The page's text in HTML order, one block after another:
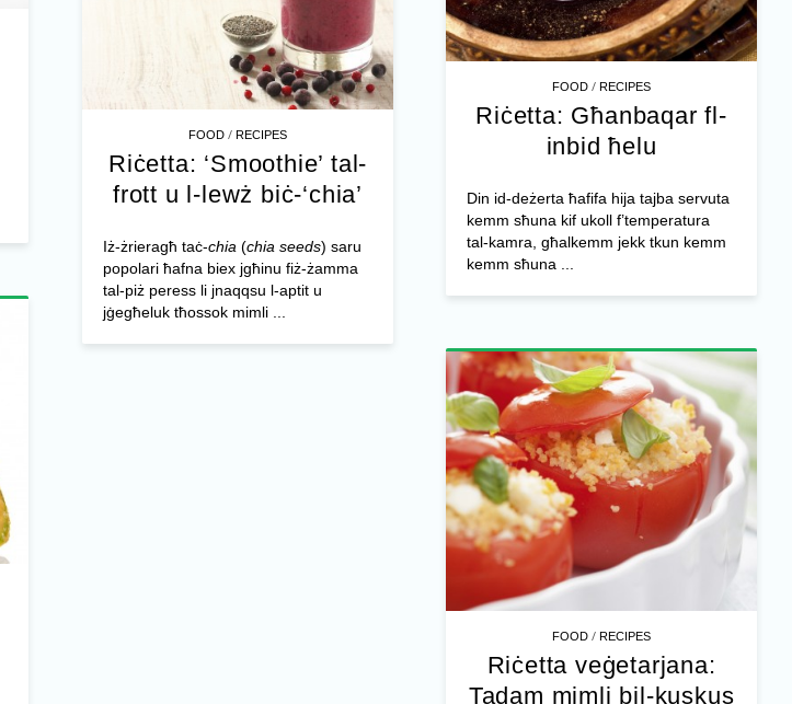
FOOD /RECIPES
Riċetta: Għanbaqar fl-
inbid ħelu
Din id-deżerta ħafifa hija tajba servuta
kemm sħuna kif ukoll f’temperatura
tal-kamra, għalkemm jekk tkun kemm
kemm sħuna ...
FOOD /RECIPES
Riċetta: ‘Smoothie’ tal-
frott u l-lewż biċ-‘chia’
Iż-żrieragħ taċ-chia(chia seeds) saru
popolari ħafna biex jgħinu fiż-żamma
tal-piż peress li jnaqqsu l-aptit u
jġegħeluk tħossok mimli ...
FOOD /RECIPES
Riċetta veġetarjana:
Tadam mimli bil-kuskus